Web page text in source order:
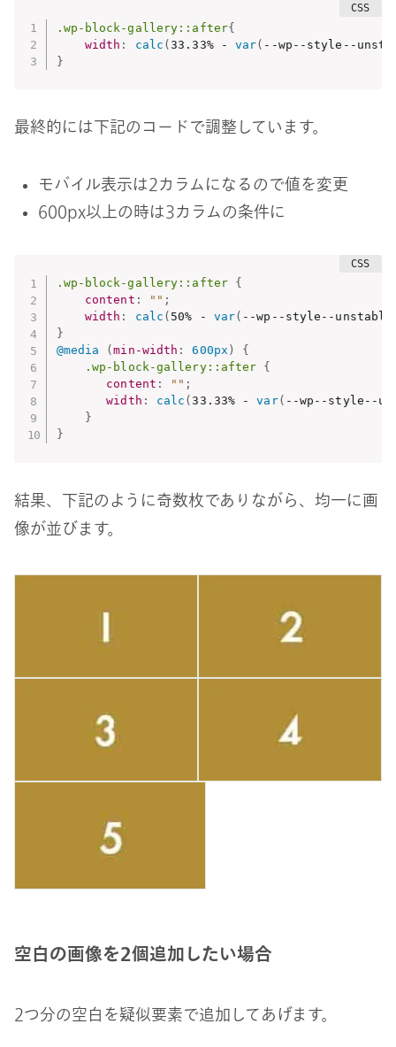
.wp-block-gallery::after{
width : calc (33.33% - var( --wp--style--
}
最終的には下記のコードで調整しています。
モバイル表示は2カラムになるので値を変更
600px以上の時は3カラムの条件に
.wp-block-gallery::after
{
content : "" ;
width : calc ( 50% - var( --wp--style--
}
@media
(min-width : 600px )
{
.wp-block-gallery::after {
content : "" ;
width : calc (33.33% - var( --wp--style--
}
}
結果、下記のように奇数枚でありながら、均一に画
像が並びます。
空白の画像を2個追加したい場合
2つ分の空白を疑似要素で追加してあげます。